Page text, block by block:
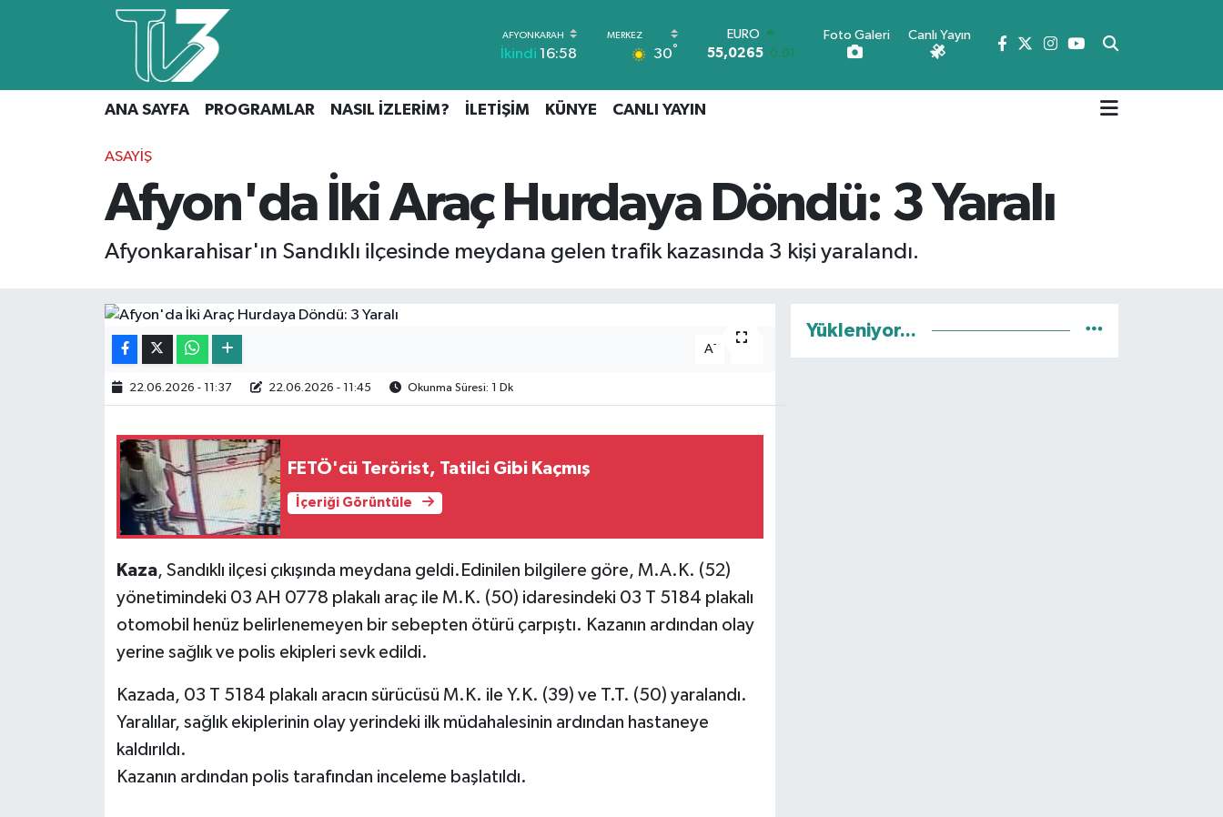
İkindi 16:58 30°
STERLİN
64,1897
0.02
6574.81 1.44
DOLAR
47,7069
0.17
55,0265 0.01
Foto Galeri Canlı Yayın
ANA SAYFA PROGRAMLAR NASIL İZLERİM? İLETİŞİM KÜNYE CANLI YAYIN
ASAYIŞ
Afyon'da İki Araç Hurdaya Döndü: 3 Yaralı
Afyonkarahisar'ın Sandıklı ilçesinde meydana gelen trafik kazasında 3 kişi yaralandı.
A-
22.06.2026 - 11:37 22.06.2026 - 11:45 Okunma Süresi: 1 Dk
FETÖ'cü Terörist, Tatilci Gibi Kaçmış
İçeriği Görüntüle
Kaza, Sandıklı ilçesi çıkışında meydana geldi.Edinilen bilgilere göre, M.A.K. (52)
yönetimindeki 03 AH 0778 plakalı araç ile M.K. (50) idaresindeki 03 T 5184 plakalı
otomobil henüz belirlenemeyen bir sebepten ötürü çarpıştı. Kazanın ardından olay
yerine sağlık ve polis ekipleri sevk edildi.
Kazada, 03 T 5184 plakalı aracın sürücüsü M.K. ile Y.K. (39) ve T.T. (50) yaralandı.
Yaralılar, sağlık ekiplerinin olay yerindeki ilk müdahalesinin ardından hastaneye
kaldırıldı.
Kazanın ardından polis tarafından inceleme başlatıldı.
Yükleniyor...
Canlı Yayın
PROGRAMLAR
NASIL İZLERİM?
İLETİŞİM
CANLI YAYIN